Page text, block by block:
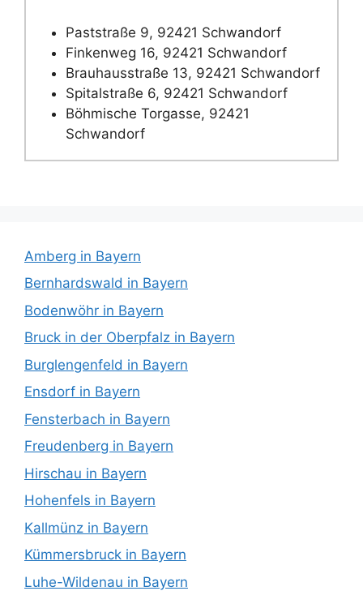
Paststraße 9, 92421 Schwandorf
Finkenweg 16, 92421 Schwandorf
Brauhausstraße 13, 92421 Schwandorf
Spitalstraße 6, 92421 Schwandorf
Böhmische Torgasse, 92421
Schwandorf
Amberg in Bayern
Bernhardswald in Bayern
Bodenwöhr in Bayern
Bruck in der Oberpfalz in Bayern
Burglengenfeld in Bayern
Ensdorf in Bayern
Fensterbach in Bayern
Freudenberg in Bayern
Hirschau in Bayern
Hohenfels in Bayern
Kallmünz in Bayern
Kümmersbruck in Bayern
Luhe-Wildenau in Bayern